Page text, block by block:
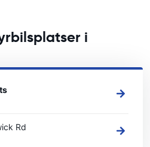
i
i Blenheim
Rd